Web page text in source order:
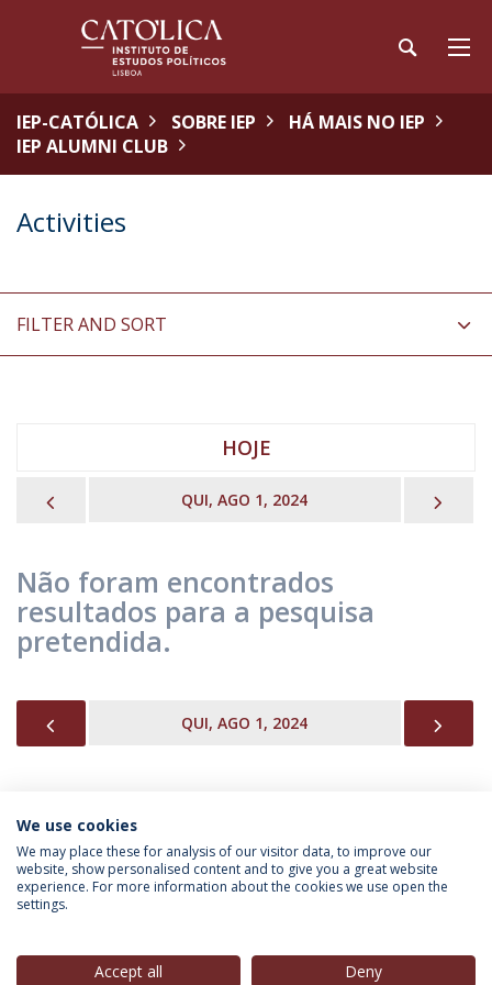
IEP-CATÓLICA SOBRE IEP
HÁ MAIS NO IEP
IEP ALUMNI CLUB
Activities
FILTER AND SORT
HOJE
QUI, AGO 1, 2024
Não foram encontrados
resultados para a pesquisa
pretendida.
QUI, AGO 1, 2024
INFORMAÇÃO PARA
We use cookies
We may place these for analysis of our visitor data, to improve our
website, show personalised content and to give you a great website
experience. For more information about the cookies we use open the
settings.
Accept all Deny